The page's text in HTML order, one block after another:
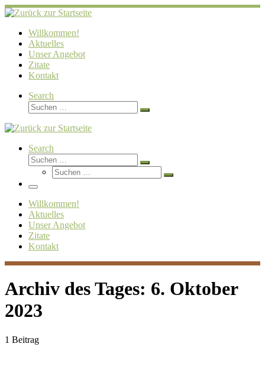
Zum
Inhalt
springenWillkommen!
Aktuelles
Unser Angebot
Zitate
Kontakt
Search
Suche
Suchen …
Search
Suche
Suchen …
Suche
Suchen …
Menü
Willkommen!
Aktuelles
Unser Angebot
Zitate
Kontakt
Archiv des Tages: 6. Oktober
2023
1 Beitrag